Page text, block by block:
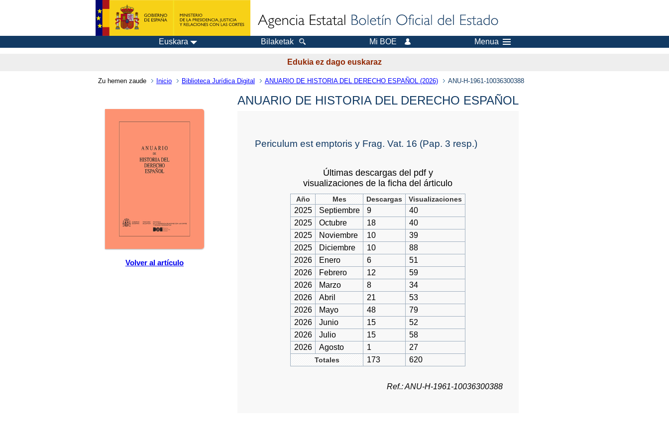
Euskara Bilaketak Mi BOE Menua
Edukia ez dago euskaraz
Zu hemen zaude Inicio Biblioteca Jurídica Digital ANUARIO DE HISTORIA DEL DERECHO ESPAÑOL (2026) ANU-H-1961-10036300388
Volver al artículo
ANUARIO DE HISTORIA DEL DERECHO ESPAÑOL
Periculum est emptoris y Frag. Vat. 16 (Pap. 3 resp.)
Últimas descargas del pdf y
visualizaciones de la ficha del árticulo
Año Mes Descargas Visualizaciones
2025 Septiembre 9
40
2025
Octubre 18
40
2025
Noviembre 10
39
2025
Diciembre 10
88
2026
Enero 6
51
2026
Febrero 12
59
2026
Marzo 8
34
2026
Abril 21
53
2026
Mayo 48
79
2026
Junio 15
52
2026
Julio 15
58
2026
Agosto 1 27
Totales 173 620
Ref.: ANU-H-1961-10036300388